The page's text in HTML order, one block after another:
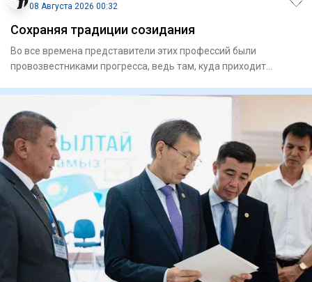
08 Августа 2026 00:32
Сохраняя традиции созидания
Во все времена представители этих профессий были
провозвестниками прогресса, ведь там, куда приходит